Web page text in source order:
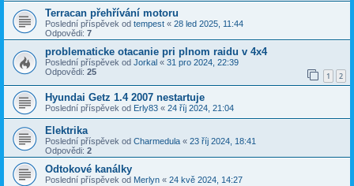
Terracan přehřívání motoru
Poslední příspěvek od tempest « 28 led 2025, 11:44
Odpovědi: 7
problematicke otacanie pri plnom raidu v 4x4
Poslední příspěvek od Jorkal « 31 pro 2024, 22:39
Odpovědi: 25 1 2
Hyundai Getz 1.4 2007 nestartuje
Poslední příspěvek od Erly83 « 24 říj 2024, 21:04
Elektrika
Poslední příspěvek od Charmedula « 23 říj 2024, 18:41
Odpovědi: 2
Odtokové kanálky
Poslední příspěvek od Merlyn « 24 kvě 2024, 14:27